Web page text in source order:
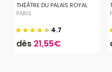
THÉÂTRE DU PALAIS ROYAL
PARIS
4.7
dès 21,55€